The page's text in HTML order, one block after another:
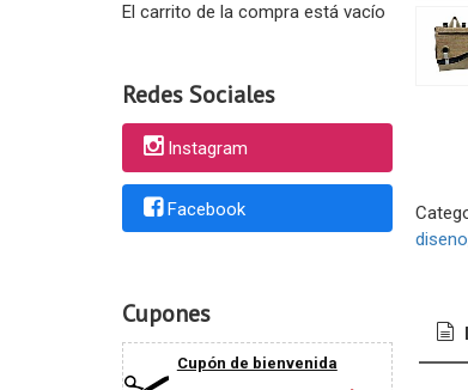
El carrito de la compra está vacío
Redes Sociales
Instagram
Facebook
Cupones
Cupón de bienvenida
diseno